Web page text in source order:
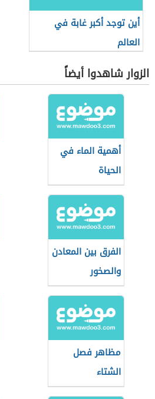
أين توجد أكبر غابة في
العالم
الزوار شاهدوا أيضاً
أهمية الماء في
الحياة
الفرق بين المعادن
والصخور
مظاهر فصل
الشتاء